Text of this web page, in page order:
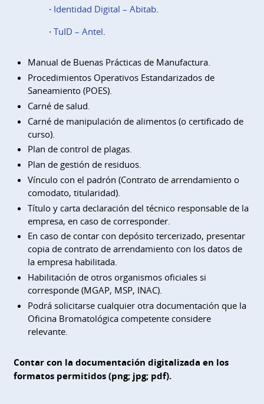
· Identidad Digital – Abitab.
· TuID – Antel
Manual de Buenas Prácticas de Manufactura.
Procedimientos Operativos Estandarizados de
Saneamiento (POES).
Carné de salud.
Carné de manipulación de alimentos (o certificado de
curso).
Plan de control de plagas.
Plan de gestión de residuos.
Vínculo con el padrón (Contrato de arrendamiento o
comodato, titularidad).
Título y carta declaración del técnico responsable de la
empresa, en caso de corresponder.
En caso de contar con depósito tercerizado, presentar
copia de contrato de arrendamiento con los datos de
la empresa habilitada.
Habilitación de otros organismos oficiales si
corresponde (MGAP, MSP, INAC).
Podrá solicitarse cualquier otra documentación que la
Oficina Bromatológica competente considere
relevante.
Contar con la documentación digitalizada en los
formatos permitidos (png; jpg; pdf).